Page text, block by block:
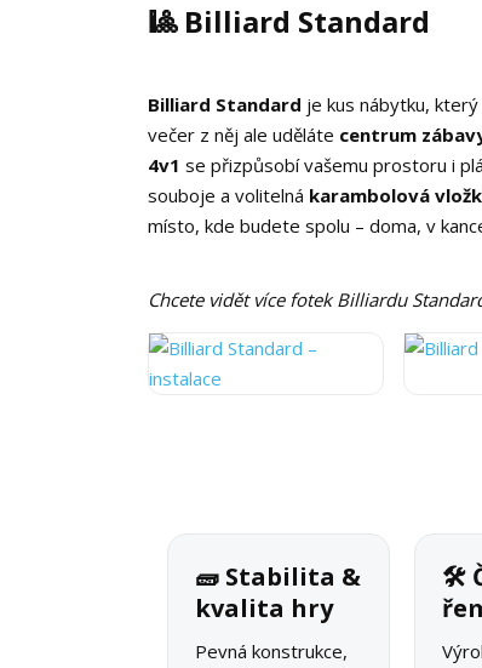
🎱 Billiard Standard
Billiard Standard je kus nábytku,
večer z něj ale uděláte centrum
4v1 se přizpůsobí vašemu prostoru i
souboje a volitelná karambolová
místo, kde budete spolu – doma, v
Chcete vidět více fotek Billiardu
🧱 Stabilita &
kvalita hry
Pevná konstrukce,
🛠